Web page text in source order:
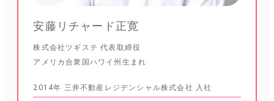
安藤リチャード正寛
株式会社ツギステ 代表取締役
アメリカ合衆国ハワイ州生まれ
2014年 三井不動産レジデンシャル株式会社 入社